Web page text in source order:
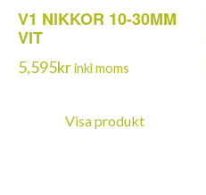
V1 NIKKOR 10-30MM
VIT
5,595krinkl moms
Visa produkt